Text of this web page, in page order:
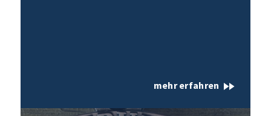
mehr erfahren fast_forward